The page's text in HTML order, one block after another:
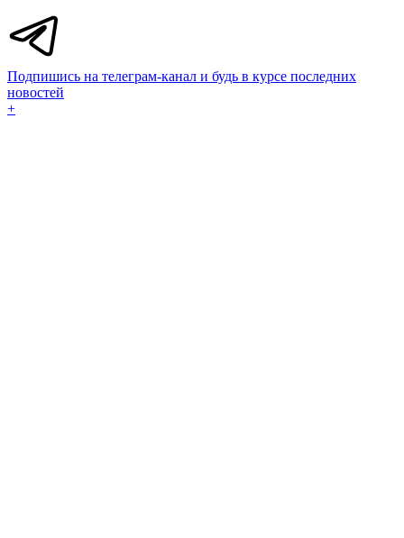
Подпишись на телеграм-канал и будь в курсе последних
новостей
+